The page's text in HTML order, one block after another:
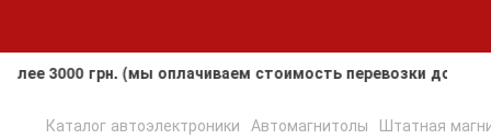
грн. (мы оплачиваем стоимость перевозки до
Каталог автоэлектроники Автомагнитолы Штатная